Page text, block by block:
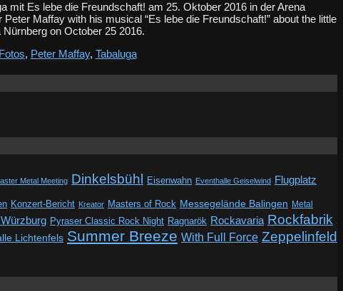
mit Es lebe die Freundschaft! am 25. Oktober 2016 in der Arena
Maffay with his musical “Es lebe die Freundschaft!” about the little
Nürnberg on October 25 2016.
Fotos, Peter Maffay, Tabaluga
Metal Meeting Dinkelsbühl Eisenwahn Eventhalle Geiselwind Flugplatz
Konzert-Bericht Kreator Masters of Rock Messegelände Balingen Metal
Pyraser Classic Rock Night Ragnarök Rockavaria Rockfabrik
Lichtenfels Summer Breeze With Full Force Zeppelinfeld